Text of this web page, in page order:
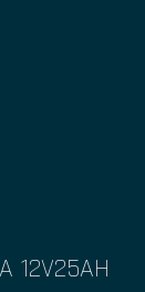
12V25AH